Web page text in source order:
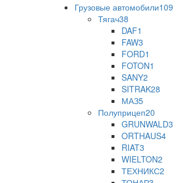
Грузовые автомобили109
Тягач38
DAF1
FAW3
FORD1
FOTON1
SANY2
SITRAK28
МАЗ5
Полуприцеп20
GRUNWALD3
ORTHAUS4
RIAT3
WIELTON2
ТЕХНИКС2